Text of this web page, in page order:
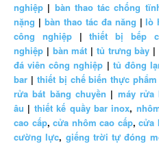
nghiệp | bàn thao tác chống
nặng | bàn thao tác đa năng |lò
công nghiệp|thiết bị bếp
nghiệp | bàn mát | tủ trưng bày |
đá viên công nghiệp | tủ đông
bar | thiết bị chế biến thực phẩm
rửa bát băng chuyền | máy rửa
âu | thiết kế quầy bar inox,
cao cấp, cửa nhôm cao cấp, cửa
cường lực, giếng trời tự đóng